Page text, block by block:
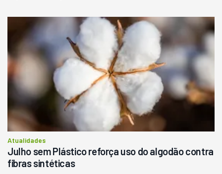
Atualidades
Julho sem Plástico reforça uso do algodão contra
fibras sintéticas